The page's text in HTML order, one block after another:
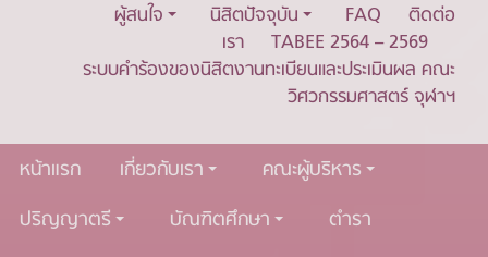
ผู้สนใจ นิสิตปัจจุบัน FAQ
ติดต่อ
เรา
TABEE 2564 – 2569
ระบบคำร้องของนิสิตงานทะเบียนและประเมินผล คณะ
วิศวกรรมศาสตร์ จุฬาฯ
หน้าแรก เกี่ยวกับเรา
คณะผู้บริหาร
ปริญญาตรี
บัณฑิตศึกษา
ตำรา